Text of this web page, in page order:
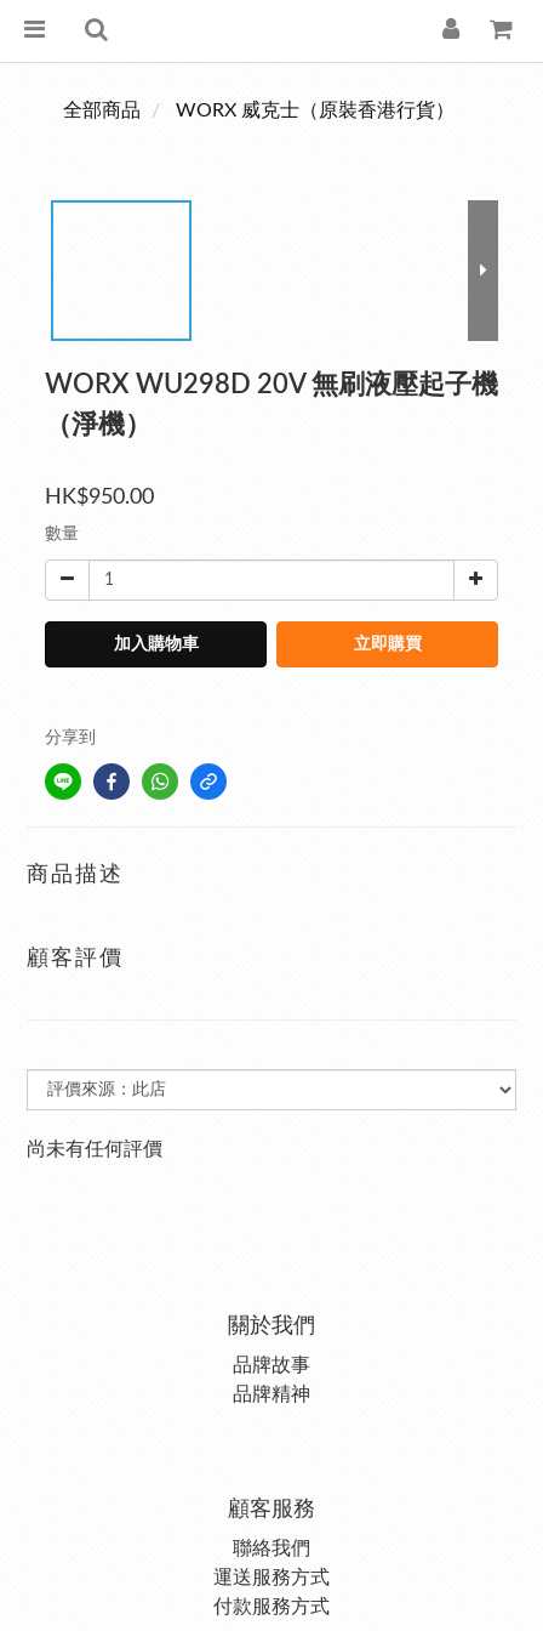
全部商品 WORX 威克士（原裝香港行貨）
WORX WU298D 20V 無刷液壓起子機
（淨機）
HK$950.00
數量
加入購物車 立即購買
分享到
商品描述
顧客評價
尚未有任何評價
關於我們
品牌故事
品牌精神
顧客服務
聯絡我們
運送服務方式
付款服務方式